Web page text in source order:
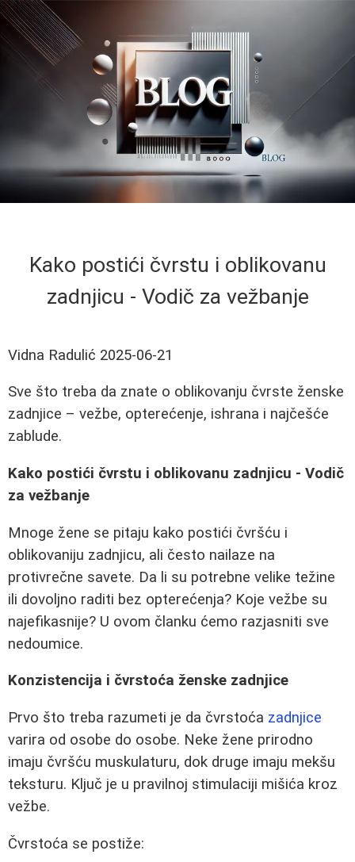
Kako postići čvrstu i oblikovanu
zadnjicu - Vodič za vežbanje
Vidna Radulić 2025-06-21
Sve što treba da znate o oblikovanju čvrste ženske
zadnjice – vežbe, opterećenje, ishrana i najčešće
zablude.
Kako postići čvrstu i oblikovanu zadnjicu - Vodič
za vežbanje
Mnoge žene se pitaju kako postići čvršću i
oblikovaniju zadnjicu, ali često nailaze na
protivrečne savete. Da li su potrebne velike težine
ili dovoljno raditi bez opterećenja? Koje vežbe su
najefikasnije? U ovom članku ćemo razjasniti sve
nedoumice.
Konzistencija i čvrstoća ženske zadnjice
Prvo što treba razumeti je da čvrstoća zadnjice
varira od osobe do osobe. Neke žene prirodno
imaju čvršću muskulaturu, dok druge imaju mekšu
teksturu. Ključ je u pravilnoj stimulaciji mišića kroz
vežbe.
Čvrstoća se postiže: